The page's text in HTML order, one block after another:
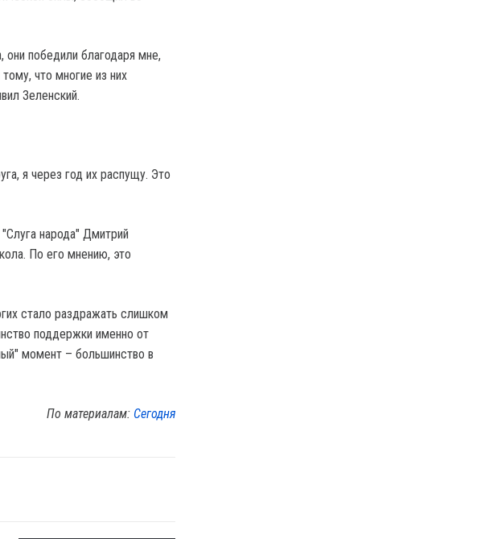
победили благодаря мне,
что многие из них
Зеленский.
я через год их распущу. Это
народа" Дмитрий
По его мнению, это
стало раздражать слишком
поддержки именно от
момент – большинство в
По материалам: Сегодня